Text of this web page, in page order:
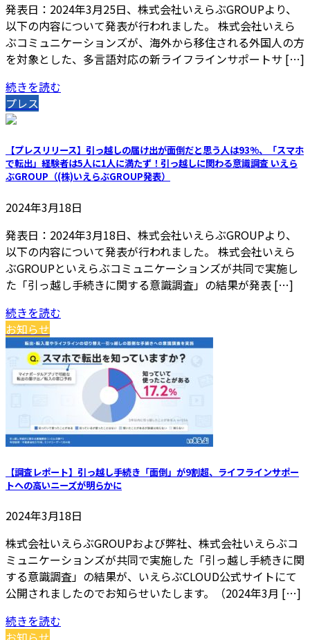
発表日：2024年3月25日、株式会社いえらぶGROUPより、
以下の内容について発表が行われました。 株式会社いえら
ぶコミュニケーションズが、海外から移住される外国人の方
を対象とした、多言語対応の新ライフラインサポートサ […]
続きを読む
プレス
【プレスリリース】引っ越しの届け出が面倒だと思う人は93%、「スマホ
で転出」経験者は5人に1人に満たず！引っ越しに関わる意識調査 いえら
ぶGROUP（(株)いえらぶGROUP発表）
2024年3月18日
発表日：2024年3月18日、株式会社いえらぶGROUPより、
以下の内容について発表が行われました。 株式会社いえら
ぶGROUPといえらぶコミュニケーションズが共同で実施し
た「引っ越し手続きに関する意識調査」の結果が発表 […]
続きを読む
お知らせ
【調査レポート】引っ越し手続き「面倒」が9割超、ライフラインサポー
トへの高いニーズが明らかに
2024年3月18日
株式会社いえらぶGROUPおよび弊社、株式会社いえらぶコ
ミュニケーションズが共同で実施した「引っ越し手続きに関
する意識調査」の結果が、いえらぶCLOUD公式サイトにて
公開されましたのでお知らせいたします。（2024年3月 […]
続きを読む